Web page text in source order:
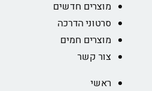
מוצרים חדשים
סרטוני הדרכה
מוצרים חמים
צור קשר
ראשי